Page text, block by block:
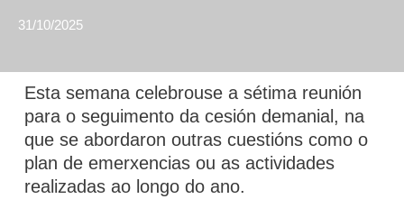
31/10/2025
Esta semana celebrouse a sétima reunión
para o seguimento da cesión demanial, na
que se abordaron outras cuestións como o
plan de emerxencias ou as actividades
realizadas ao longo do ano.